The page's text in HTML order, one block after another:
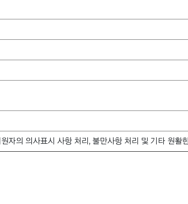
자의 의사표시 사항 처리, 불만사항 처리 및 기타 원활